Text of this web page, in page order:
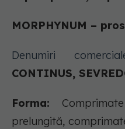
MORPHYNUM –
Denumiri
CONTINUS,
Forma:
prelungită,